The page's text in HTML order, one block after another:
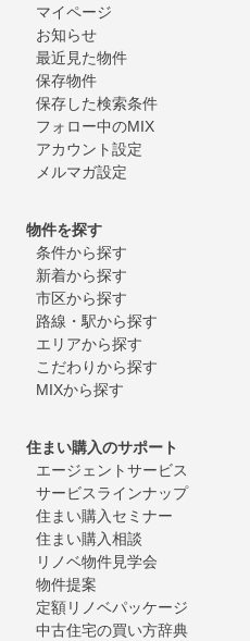
マイページ
お知らせ
最近見た物件
保存物件
保存した検索条件
フォロー中のMIX
アカウント設定
メルマガ設定
物件を探す
条件から探す
新着から探す
市区から探す
路線・駅から探す
エリアから探す
こだわりから探す
MIXから探す
住まい購入のサポート
エージェントサービス
サービスラインナップ
住まい購入セミナー
住まい購入相談
リノベ物件見学会
物件提案
定額リノベパッケージ
中古住宅の買い方辞典